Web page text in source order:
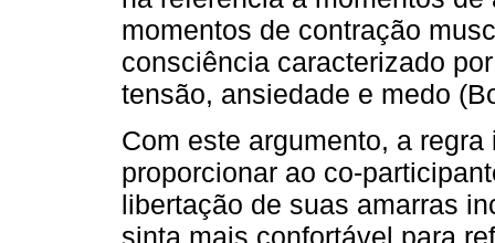
momentos de contração
consciência caracterizado
tensão, ansiedade e medo
Com este argumento, a
proporcionar ao co-
libertação de suas amarras